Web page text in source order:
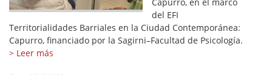
del EFI
Territorialidades Barriales en la Ciudad Contemporánea:
Capurro, financiado por la Sagirni–Facultad de Psicología.
> Leer más